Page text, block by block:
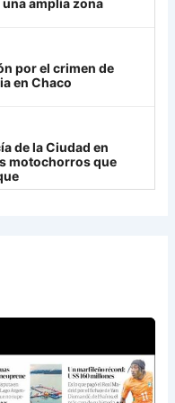
por el crimen de
en Chaco
de la Ciudad en
motochorros que